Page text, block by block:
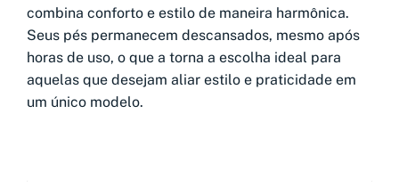
combina conforto e estilo de maneira harmônica.
Seus pés permanecem descansados, mesmo após
horas de uso, o que a torna a escolha ideal para
aquelas que desejam aliar estilo e praticidade em
um único modelo.